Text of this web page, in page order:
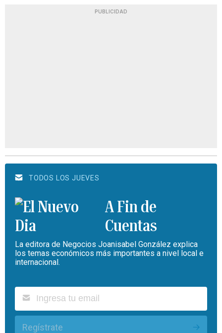
PUBLICIDAD
TODOS LOS JUEVES
A Fin de
Cuentas
La editora de Negocios Joanisabel González explica
los temas económicos más importantes a nivel local e
internacional.
Regístrate